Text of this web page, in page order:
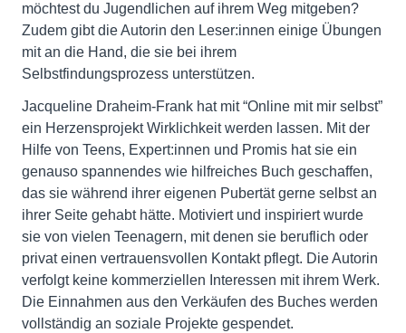
möchtest du Jugendlichen auf ihrem Weg mitgeben?
Zudem gibt die Autorin den Leser:innen einige Übungen
mit an die Hand, die sie bei ihrem
Selbstfindungsprozess unterstützen.
Jacqueline Draheim-Frank hat mit “Online mit mir selbst”
ein Herzensprojekt Wirklichkeit werden lassen. Mit der
Hilfe von Teens, Expert:innen und Promis hat sie ein
genauso spannendes wie hilfreiches Buch geschaffen,
das sie während ihrer eigenen Pubertät gerne selbst an
ihrer Seite gehabt hätte. Motiviert und inspiriert wurde
sie von vielen Teenagern, mit denen sie beruflich oder
privat einen vertrauensvollen Kontakt pflegt. Die Autorin
verfolgt keine kommerziellen Interessen mit ihrem Werk.
Die Einnahmen aus den Verkäufen des Buches werden
vollständig an soziale Projekte gespendet.